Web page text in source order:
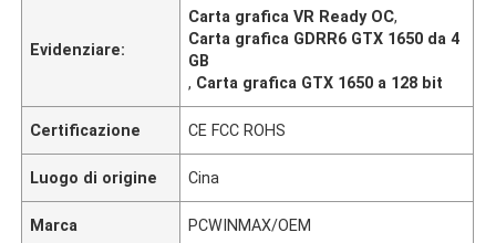
Evidenziare:
Carta grafica VR Ready OC,
Carta grafica GDRR6 GTX 1650 da 4
GB
, Carta grafica GTX 1650 a 128 bit
Certificazione CE FCC ROHS
Luogo di origine Cina
Marca PCWINMAX/OEM